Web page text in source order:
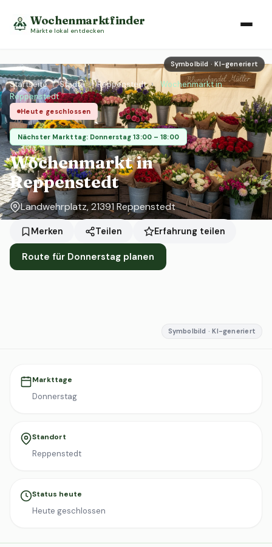
Wochenmarktfinder
Märkte lokal entdecken
Symbolbild · KI-generiert
Startseite › Städte › Reppenstedt ›
Wochenmarkt in
Reppenstedt
Heute geschlossen
Nächster Markttag: Donnerstag 13:00 – 18:00
Wochenmarkt in
Reppenstedt
Landwehrplatz, 21391 Reppenstedt
Merken Teilen Erfahrung teilen
Route für Donnerstag planen
Symbolbild · KI-generiert
Markttage
Donnerstag
Standort
Reppenstedt
Status heute
Heute geschlossen